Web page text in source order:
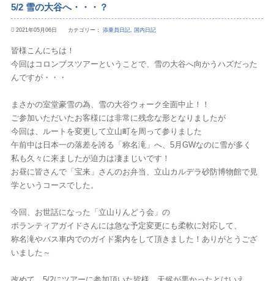
5/2 雪の大谷へ・・・？
2021年05月06日 カテゴリー： 添乗員日記, 国内日記
皆様こんにちは！
今回はコロンブスツアーということで、雪の大谷へ向かうハズだった
んですが・・・
まさかの室堂豪雪の為、雪の大谷ウォーク全面中止！！
ご参加いただいたお客様には非常に残念な形となりましたが
今回は、ルートを変更して立山町を周って参りました
午前中は日本一の落差を誇る「称名滝」へ、5月GWなのに雪が多く
私も久々に来ましたが迫力は凄まじいです！
お昼に皆さんで「宝来」さんのお弁当、立山カルデラ砂防博物館で見
学というコースでした。
今回、お世話になった「立山りんどう会」の
ボランティアガイドさんには急な予定変更にも柔軟に対応して、
称名滝やバス車内でのガイド案内をして頂きました！ありがとうござ
いました～